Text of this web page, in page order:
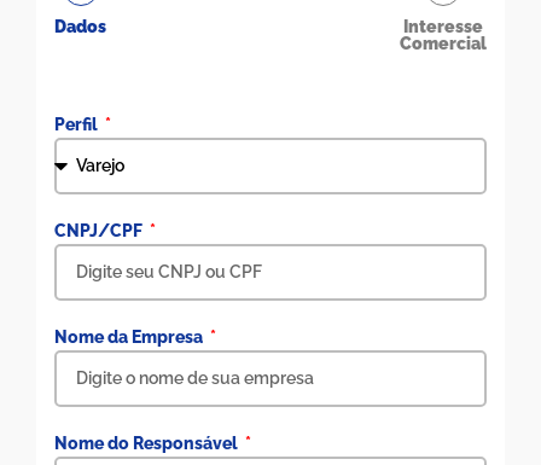
Dados
Interesse
Comercial
Perfil
CNPJ/CPF
Nome da Empresa
Nome do Responsável